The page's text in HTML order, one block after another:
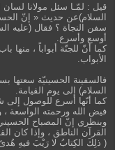
قيل : لمّـا سئل مولانا لسان
السلام)عن حديث « إنّ
سفن النجاة ؟ فقال (عليه
أوسع وأسرع.
كما أنّ للجنّة أبواباً ،
الأبواب.
فالسفينة الحسينيّة سعتها
السلام) إلى يوم القيامة.
كما أنّها أسرع للوصول إلى
فيض الله ورحمته الواسعة ،
وبنظري إنّ المصباح
القرآن الناطق ، وإذا كان
( ذلِكَ الكِتابُ لا رَيْبَ فيهِ هُدىً